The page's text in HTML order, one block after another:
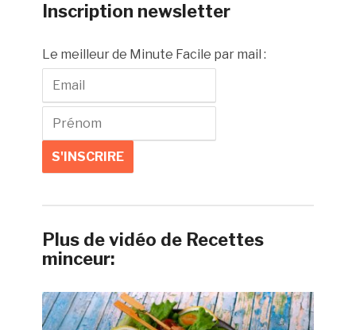
Inscription newsletter
Le meilleur de Minute Facile par mail :
Plus de vidéo de Recettes
minceur: